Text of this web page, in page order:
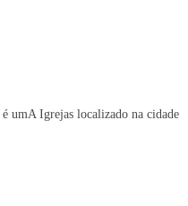
umA Igrejas localizado na cidade